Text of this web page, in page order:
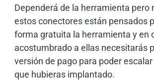
Dependerá de la herramienta pero
estos conectores están pensados
forma gratuita la herramienta y en
acostumbrado a ellas necesitarás
versión de pago para poder
que hubieras implantado.